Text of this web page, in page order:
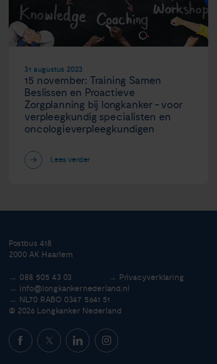
31 augustus 2023
15 november: Training Samen
Beslissen en Proactieve
Zorgplanning bij longkanker - voor
verpleegkundig specialisten en
oncologieverpleegkundigen
Lees verder
Postbus 418
2000 AK Haarlem
088 505 43 03
Privacyverklaring
info@longkankernederland.nl
NL70 RABO 0347 5641 51
© 2026 Longkanker Nederland